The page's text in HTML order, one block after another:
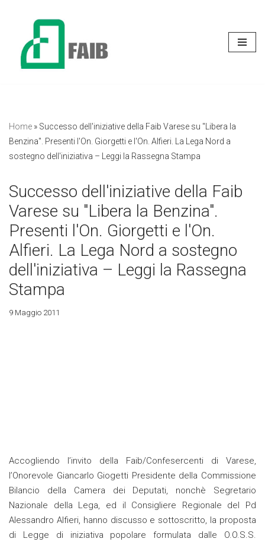
contenuto
Home » Successo dell'iniziative della Faib Varese su "Libera la
Benzina". Presenti l'On. Giorgetti e l'On. Alfieri. La Lega Nord a
sostegno dell'iniziativa – Leggi la Rassegna Stampa
Successo dell'iniziative della Faib
Varese su "Libera la Benzina".
Presenti l'On. Giorgetti e l'On.
Alfieri. La Lega Nord a sostegno
dell'iniziativa – Leggi la Rassegna
Stampa
9 Maggio 2011
Accogliendo l’invito della Faib/Confesercenti di Varese,
l’Onorevole Giancarlo Giogetti Presidente della Commissione
Bilancio della Camera dei Deputati, nonchè Segretario
Nazionale della Lega, ed il Consigliere Regionale del Pd
Alessandro Alfieri, hanno discusso e sottoscritto, la proposta
di Legge di iniziativa popolare formulata dalle O.O.S.S.